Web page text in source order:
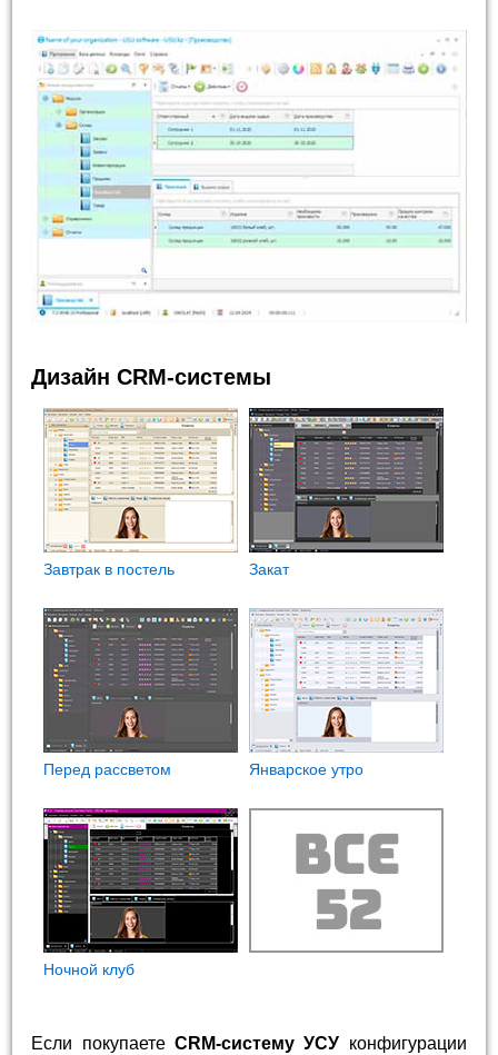
Дизайн CRM-системы
Завтрак в постель Закат
Перед рассветом Январское утро
Ночной клуб
Если покупаете CRM-систему УСУ конфигурации